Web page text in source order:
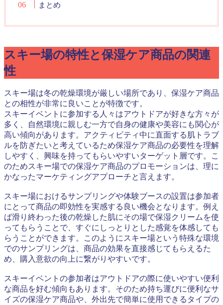
まとめ
スキー場の特性と保湿ケア商品の関連
性
スキー場は冬の乾燥環境が厳しい場所であり、保湿ケア商品
との相性が非常に良いことが特徴です。
スキーイベントに参加する人々はアウトドアが好きな方々が
多く、自然環境に親しむ一方で自身の健康や美容にも関心が
高い傾向があります。アクティビティ中に直面する肌トラブ
ルを防ぎたいと考えているため保湿ケア商品の必要性を理解
しやすく、興味を持ってもらいやすいターゲット層です。こ
のためスキー場での保湿ケア商品のプロモーションは、理に
かなったマーケティングアプローチと言えます。
スキー場におけるサンプリングや体験ブースの設置は参加者
にとって商品の即効性を実感する良い機会となります。例え
ば滑り終わった後の乾燥した肌にその場で保湿クリームを使
ってもらうことで、すぐにしっとりとした感覚を体感しても
らうことができます。このようにスキー場という特殊な環境
でのサンプリングは、商品の効果を直接感じてもらえるた
め、購入意欲の向上に繋がりやすいです。
スキーイベントの参加者はアウトドアの際に使いやすい便利
な商品を好む傾向もあります。そのため持ち運びに便利なサ
イズの保湿ケア商品や、外出先で簡単に使用できるタイプの